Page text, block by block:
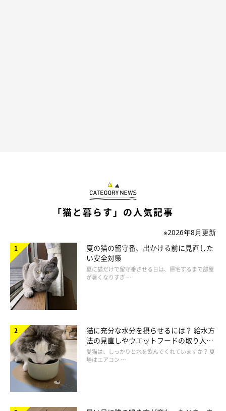
「動作がゆっくりで、大きな声を出さず、怒らない人」
「足音が静かで大声を出さない、ゆっくりしゃべるおっと
「穏やかな人が好きなタイプみたいです。穏やかな人には
自分から近づいていきます」
「静かな人。おっとりした人」
「うるさくない人、動きがゆっくりな人」
「猫と暮らす」の人気記事
※2026年8月更新
夏の猫の留守番、出かける前に見直した
い安全対策
夏に猫だけで留守番させる日は、帰宅するまで部屋
が暑くなりすぎ …
猫に充分な水分を摂らせるには？ 給水方
法の見直しやウエットフードの取り入れ
方を解説
愛猫は、しっかりと水を飲んでくれていますか？ 夏
場はエアコン …